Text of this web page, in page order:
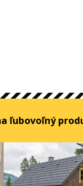
ľubovoľný